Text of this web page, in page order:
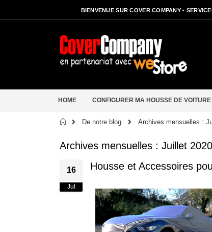
BIENVENUE SUR COVER COMPANY -
HOME CONFIGURER MA HOUSSE DE VOITURE
Accueil
De notre blog Archives mensuelles :
Archives mensuelles : Juillet 2020
16
Jul
Housse et Accessoires